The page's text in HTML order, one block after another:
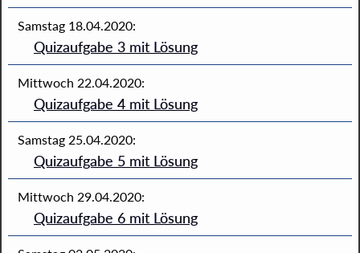
Samstag 18.04.2020:
Quizaufgabe 3 mit Lösung
Mittwoch 22.04.2020:
Quizaufgabe 4 mit Lösung
Samstag 25.04.2020:
Quizaufgabe 5 mit Lösung
Mittwoch 29.04.2020:
Quizaufgabe 6 mit Lösung